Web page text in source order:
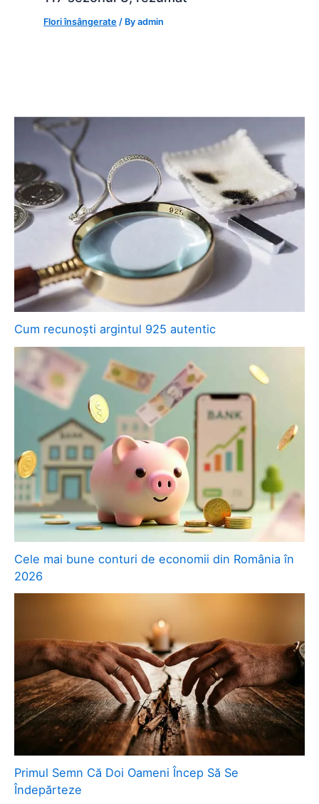
Flori însângerate / Byadmin
Cum recunoști argintul 925 autentic
Cele mai bune conturi de economii din România în
2026
Primul Semn Că Doi Oameni Încep Să Se
Îndepărteze